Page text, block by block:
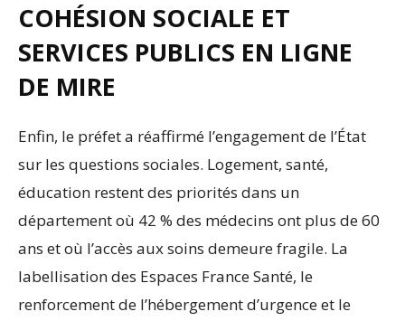
COHÉSION SOCIALE ET
SERVICES PUBLICS EN LIGNE
DE MIRE
Enfin, le préfet a réaffirmé l’engagement de l’État
sur les questions sociales. Logement, santé,
éducation restent des priorités dans un
département où 42 % des médecins ont plus de 60
ans et où l’accès aux soins demeure fragile. La
labellisation des Espaces France Santé, le
renforcement de l’hébergement d’urgence et le